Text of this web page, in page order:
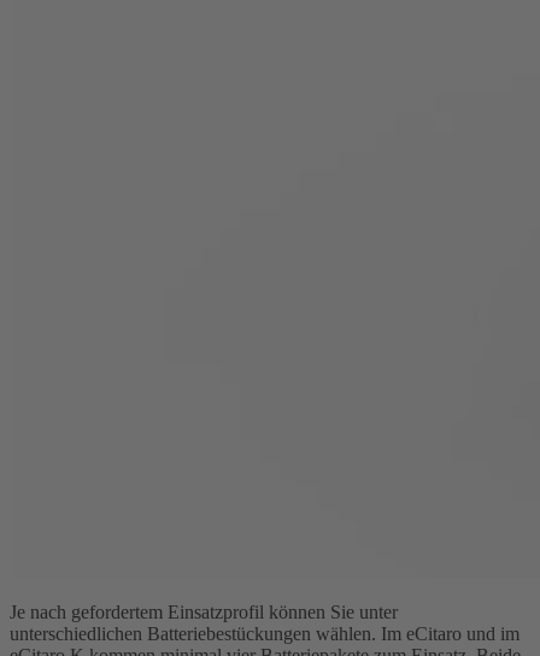
Je nach gefordertem Einsatzprofil können Sie unter
unterschiedlichen Batteriebestückungen wählen. Im eCitaro und im